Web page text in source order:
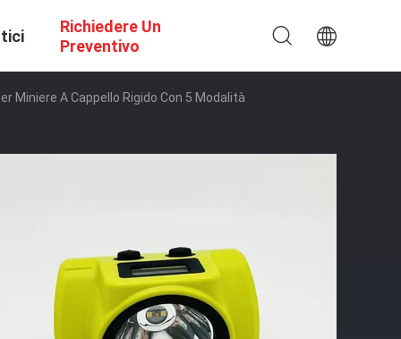
Richiedere Un
Preventivo
Miniere A Cappello Rigido Con 5 Modalità